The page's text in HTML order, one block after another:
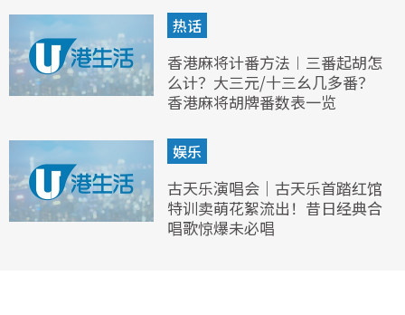
热话
香港麻将计番方法︱三番起胡怎
么计？大三元/十三幺几多番？
香港麻将胡牌番数表一览
娱乐
古天乐演唱会｜古天乐首踏红馆
特训卖萌花絮流出！昔日经典合
唱歌惊爆未必唱